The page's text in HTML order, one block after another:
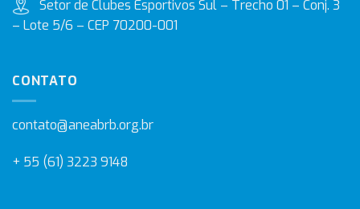
Setor de Clubes Esportivos Sul – Trecho 01 – Conj. 3
– Lote 5/6 – CEP 70200-001
CONTATO
contato@aneabrb.org.br
+ 55 (61) 3223 9148